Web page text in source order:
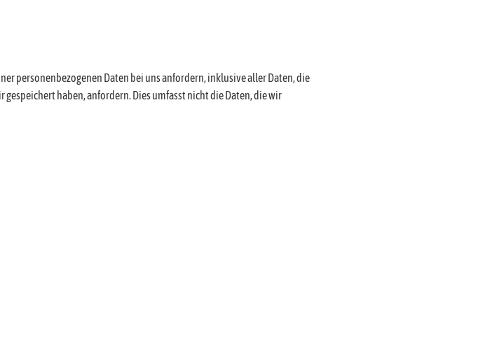
personenbezogenen Daten bei uns anfordern, inklusive aller Daten, die
haben, anfordern. Dies umfasst nicht die Daten, die wir